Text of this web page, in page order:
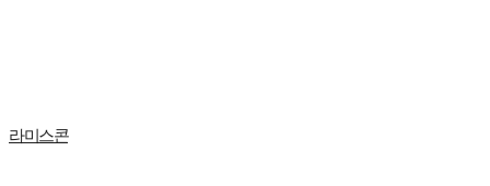
라미스콘